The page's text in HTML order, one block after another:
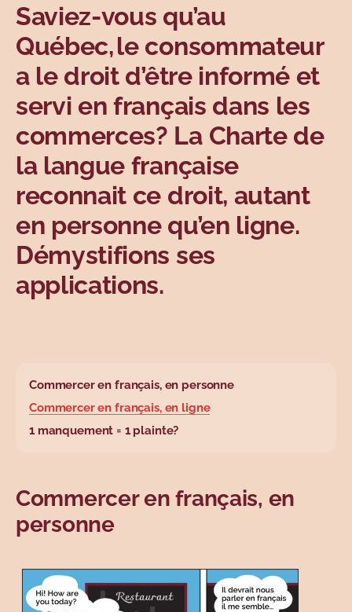
Sujets
Saviez-vous qu’au
Québec, le consommateur
a le droit d’être informé et
servi en français dans les
commerces? La Charte de
la langue française
reconnait ce droit, autant
en personne qu’en ligne.
Démystifions ses
applications.
Commercer en français, en personne
Commercer en français, en ligne
1 manquement = 1 plainte?
Commercer en français, en
personne